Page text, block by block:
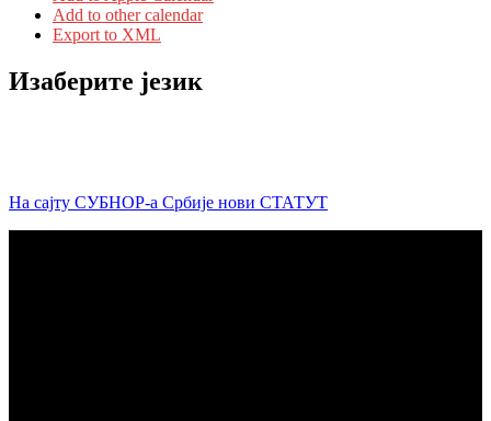
Add to other calendar
Export to XML
Изаберите језик
На сајту СУБНОР-а Србије нови СТАТУТ